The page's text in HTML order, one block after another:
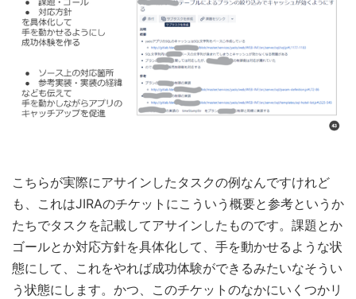
こちらが実際にアサインしたタスクの例なんですけれど
も、これはJIRAのチケットにこういう概要と参考というか
たちでタスクを記載してアサインしたものです。課題とか
ゴールとか対応方針を具体化して、手を動かせるような状
態にして、これをやれば成功体験ができるみたいなそうい
う状態にします。かつ、このチケットのなかにいくつかリ